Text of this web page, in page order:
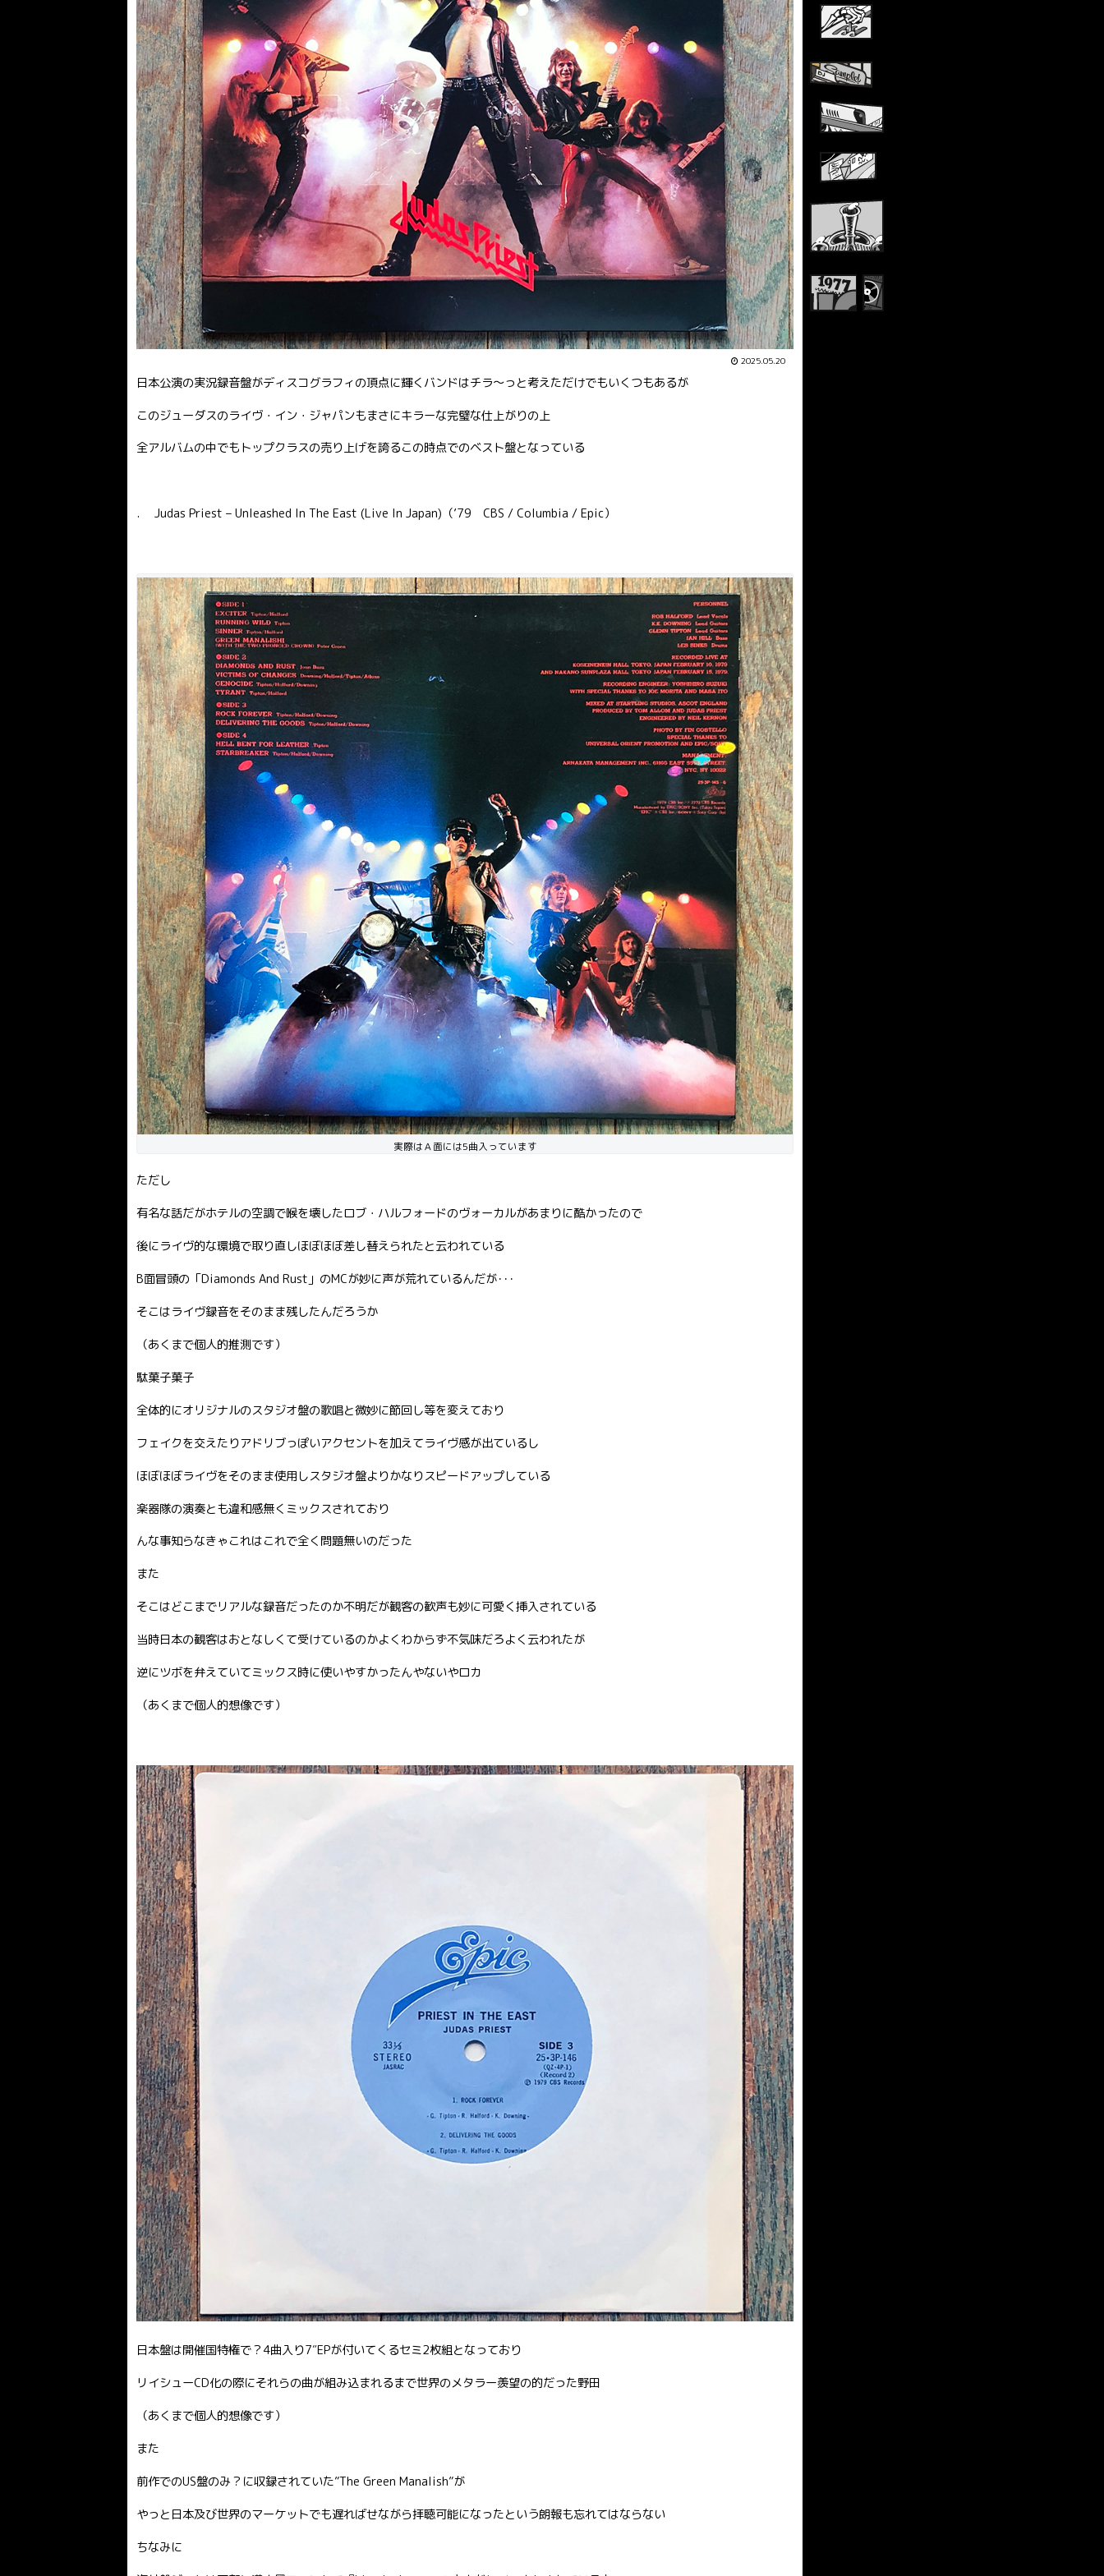
2025.05.20
日本公演の実況録音盤がディスコグラフィの頂点に輝くバンドはチラ〜っと考えただけでもいくつもあるが
このジューダスのライヴ・イン・ジャパンもまさにキラーな完璧な仕上がりの上
全アルバムの中でもトップクラスの売り上げを誇るこの時点でのベスト盤となっている
. Judas Priest – Unleashed In The East (Live In Japan)（’79 CBS / Columbia / Epic）
実際はＡ面には5曲入っています
ただし
有名な話だがホテルの空調で喉を壊したロブ・ハルフォードのヴォーカルがあまりに酷かったので
後にライヴ的な環境で取り直しほぼほぼ差し替えられたと云われている
B面冒頭の「Diamonds And Rust」のMCが妙に声が荒れているんだが･･･
そこはライヴ録音をそのまま残したんだろうか
（あくまで個人的推測です）
駄菓子菓子
全体的にオリジナルのスタジオ盤の歌唱と微妙に節回し等を変えており
フェイクを交えたりアドリブっぽいアクセントを加えてライヴ感が出ているし
ほぼほぼライヴをそのまま使用しスタジオ盤よりかなりスピードアップしている
楽器隊の演奏とも違和感無くミックスされており
んな事知らなきゃこれはこれで全く問題無いのだった
また
そこはどこまでリアルな録音だったのか不明だが観客の歓声も妙に可愛く挿入されている
当時日本の観客はおとなしくて受けているのかよくわからず不気味だろよく云われたが
逆にツボを弁えていてミックス時に使いやすかったんやないやロカ
（あくまで個人的想像です）
日本盤は開催国特権で？4曲入り7″EPが付いてくるセミ2枚組となっており
リイシューCD化の際にそれらの曲が組み込まれるまで世界のメタラー羨望の的だった野田
（あくまで個人的想像です）
また
前作でのUS盤のみ？に収録されていた”The Green Manalish”が
やっと日本及び世界のマーケットでも遅ればせながら拝聴可能になったという朗報も忘れてはならない
ちなみに